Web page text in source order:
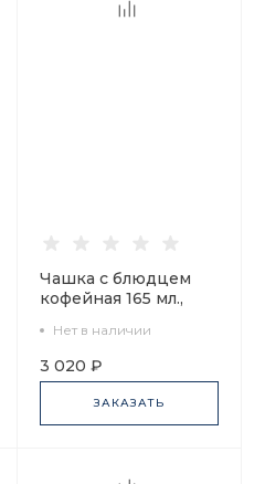
Чашка с блюдцем
кофейная 165 мл.,
рисунок Polka Dot (В
горошек) арт.
81.27797.00.1
Нет в наличии
3 020 ₽
ЗАКАЗАТЬ